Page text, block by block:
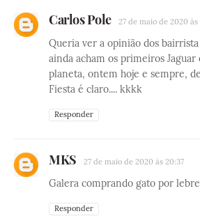
Carlos Pole 27 de maio de 2020 às
Queria ver a opinião dos
ainda acham os primeiros
planeta, ontem hoje e sempre,
Fiesta é claro.... kkkk
Responder
MKS 27 de maio de 2020 às 20:37
Galera comprando gato por lebre
Responder